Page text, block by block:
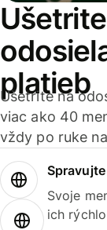
platieb
Ušetrite na
viac ako 40
vždy po ruke
Svoje
ich